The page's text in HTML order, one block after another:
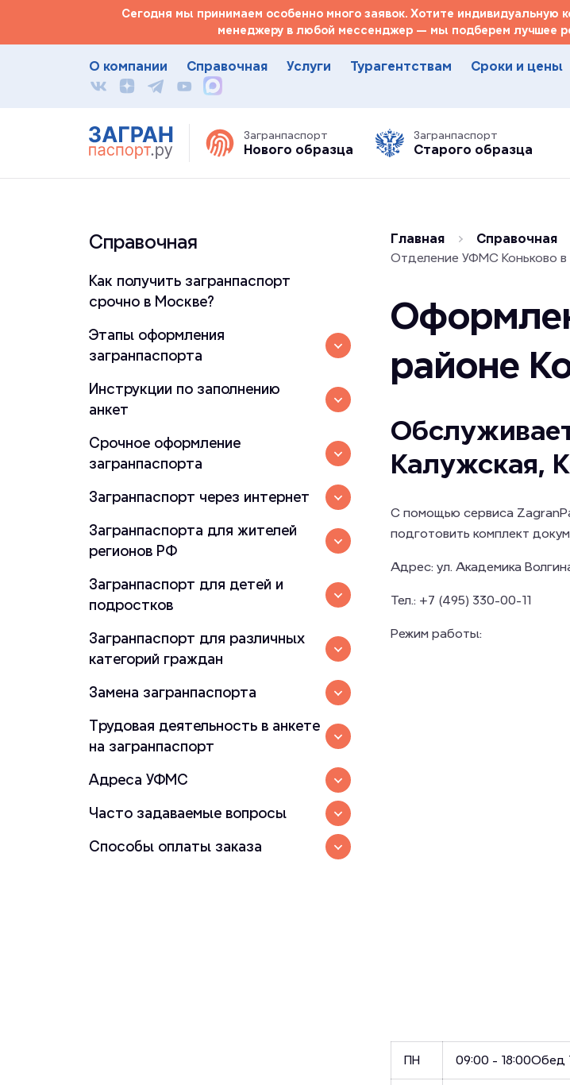
Сегодня мы принимаем особенно много заявок. Хотите индивидуальную
менеджеру в любой мессенджер — мы подберем лучшее
О компании Справочная Услуги Турагентствам Сроки и цены
Загранпаспорт
Нового образца
Загранпаспорт
Старого образца
Справочная
Как получить загранпаспорт
срочно в Москве?
Этапы оформления
загранпаспорта
Инструкции по заполнению
анкет
Срочное оформление
загранпаспорта
Загранпаспорт через интернет
Загранпаспорта для жителей
регионов РФ
Загранпаспорт для детей и
подростков
Загранпаспорт для различных
категорий граждан
Замена загранпаспорта
Трудовая деятельность в анкете
на загранпаспорт
Адреса УФМС
Часто задаваемые вопросы
Способы оплаты заказа
Главная Справочная
Отделение УФМС Коньково
районе
Калужская,
С помощью сервиса
подготовить комплект
Адрес: ул. Академика
Тел.: +7 (495) 330-00-11
Режим работы:
ПН 09:00 - 18:00Обед